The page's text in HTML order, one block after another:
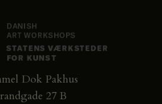
Dok Pakhus
27 B